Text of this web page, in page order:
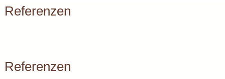
Referenzen
Referenzen